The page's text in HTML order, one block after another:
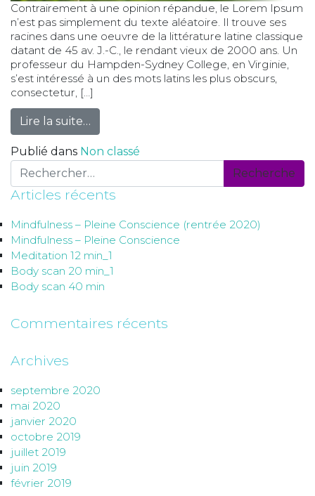
Contrairement à une opinion répandue, le Lorem Ipsum
n’est pas simplement du texte aléatoire. Il trouve ses
racines dans une oeuvre de la littérature latine classique
datant de 45 av. J.-C., le rendant vieux de 2000 ans. Un
professeur du Hampden-Sydney College, en Virginie,
s’est intéressé à un des mots latins les plus obscurs,
consectetur, […]
Lire la suite…
Publié dans Non classé
Recherche
pour :
Articles récents
Mindfulness – Pleine Conscience (rentrée 2020)
Mindfulness – Pleine Conscience
Meditation 12 min_1
Body scan 20 min_1
Body scan 40 min
Commentaires récents
Archives
septembre 2020
mai 2020
janvier 2020
octobre 2019
juillet 2019
juin 2019
février 2019